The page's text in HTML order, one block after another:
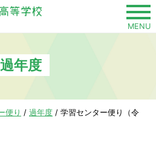
MENU
過年度
便り / 過年度 / 学習センター便り（令